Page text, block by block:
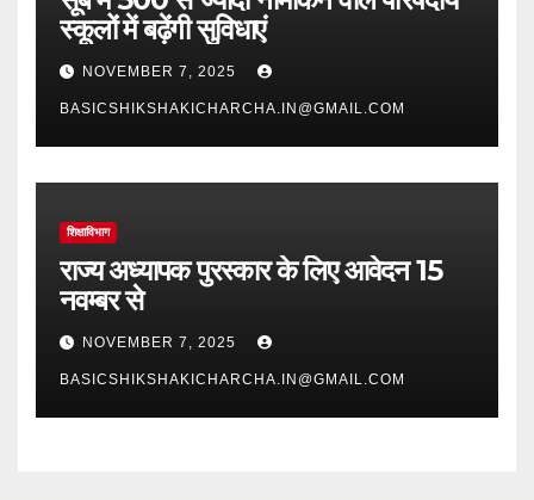
स्कूलों में बढ़ेंगी सुविधाएं
NOVEMBER 7, 2025
BASICSHIKSHAKICHARCHA.IN@GMAIL.COM
शिक्षाविभाग
राज्य अध्यापक पुरस्कार के लिए आवेदन 15
नवम्बर से
NOVEMBER 7, 2025
BASICSHIKSHAKICHARCHA.IN@GMAIL.COM